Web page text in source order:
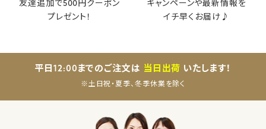
友達追加で500円クーポン
プレゼント！
キャンペーンや最新情報を
イチ早くお届け♪
平日12:00までのご注文は 当日出荷 いたします！
※土日祝・夏季、冬季休業を除く